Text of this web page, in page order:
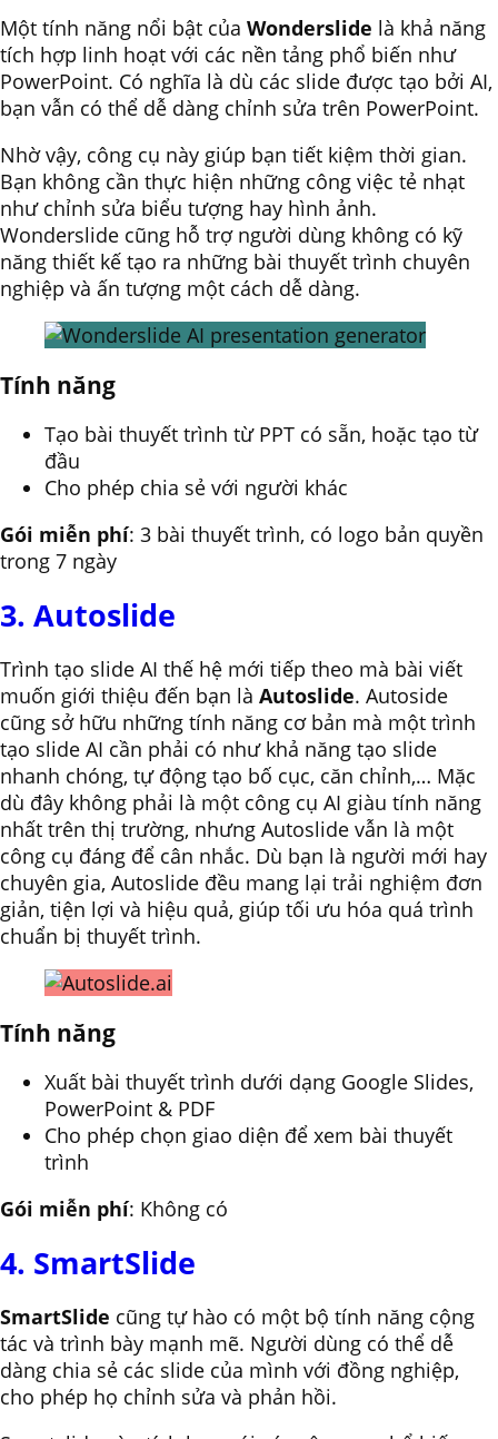
Một tính năng nổi bật của Wonderslide là khả năng
tích hợp linh hoạt với các nền tảng phổ biến như
PowerPoint. Có nghĩa là dù các slide được tạo bởi AI,
bạn vẫn có thể dễ dàng chỉnh sửa trên PowerPoint.
Nhờ vậy, công cụ này giúp bạn tiết kiệm thời gian.
Bạn không cần thực hiện những công việc tẻ nhạt
như chỉnh sửa biểu tượng hay hình ảnh.
Wonderslide cũng hỗ trợ người dùng không có kỹ
năng thiết kế tạo ra những bài thuyết trình chuyên
nghiệp và ấn tượng một cách dễ dàng.
Tính năng
Tạo bài thuyết trình từ PPT có sẵn, hoặc tạo từ
đầu
Cho phép chia sẻ với người khác
Gói miễn phí: 3 bài thuyết trình, có logo bản quyền
trong 7 ngày
3. Autoslide
Trình tạo slide AI thế hệ mới tiếp theo mà bài viết
muốn giới thiệu đến bạn là Autoslide. Autoside
cũng sở hữu những tính năng cơ bản mà một trình
tạo slide AI cần phải có như khả năng tạo slide
nhanh chóng, tự động tạo bố cục, căn chỉnh,… Mặc
dù đây không phải là một công cụ AI giàu tính năng
nhất trên thị trường, nhưng Autoslide vẫn là một
công cụ đáng để cân nhắc. Dù bạn là người mới hay
chuyên gia, Autoslide đều mang lại trải nghiệm đơn
giản, tiện lợi và hiệu quả, giúp tối ưu hóa quá trình
chuẩn bị thuyết trình.
Tính năng
Xuất bài thuyết trình dưới dạng Google Slides,
PowerPoint & PDF
Cho phép chọn giao diện để xem bài thuyết
trình
Gói miễn phí: Không có
4. SmartSlide
SmartSlide cũng tự hào có một bộ tính năng cộng
tác và trình bày mạnh mẽ. Người dùng có thể dễ
dàng chia sẻ các slide của mình với đồng nghiệp,
cho phép họ chỉnh sửa và phản hồi.